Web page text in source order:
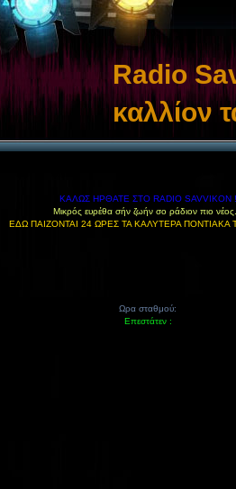
Radio
καλλίον
ΚΑΛΩΣ ΗΡΘΑΤΕ ΣΤΟ RADIO SAVVIKON !
Μικρός ευρέθα σήν ζωήν σο ράδιον πιο
ΕΔΩ ΠΑΙΖΟΝΤΑΙ 24 ΩΡΕΣ ΤΑ ΚΑΛΥΤΕΡΑ ΠΟΝΤΙΑΚΑ
Ωρα σταθμού:
Επεστάτεν :